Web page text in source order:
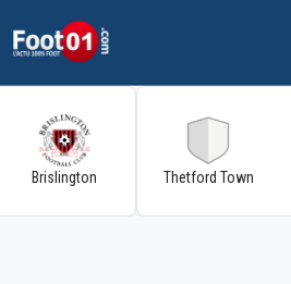
Brislington Thetford Town